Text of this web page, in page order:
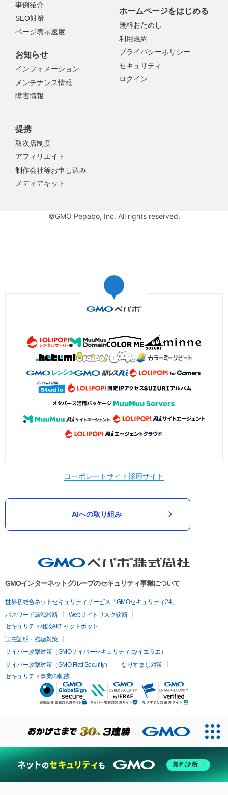
事例紹介
SEO対策
ページ表示速度
お知らせ
インフォメーション
メンテナンス情報
障害情報
提携
取次店制度
アフィリエイト
制作会社等お申し込み
メディアキット
ホームページをはじめる
無料おためし
利用規約
プライバシーポリシー
セキュリティ
ログイン
©GMO Pepabo, Inc. All rights reserved.
コーポレートサイト採用サイト
AIへの取り組み
GMOインターネットグループのセキュリティ事業について
世界初総合ネットセキュリティサービス「GMOセキュリティ24」
パスワード漏洩診断
Webサイトリスク診断
セキュリティ相談AIチャットボット
実在証明・盗聴対策
サイバー攻撃対策（GMOサイバーセキュリティ byイエラエ）
サイバー攻撃対策（GMO Flatt Security）
なりすまし対策
セキュリティ事業の軌跡
無料診断